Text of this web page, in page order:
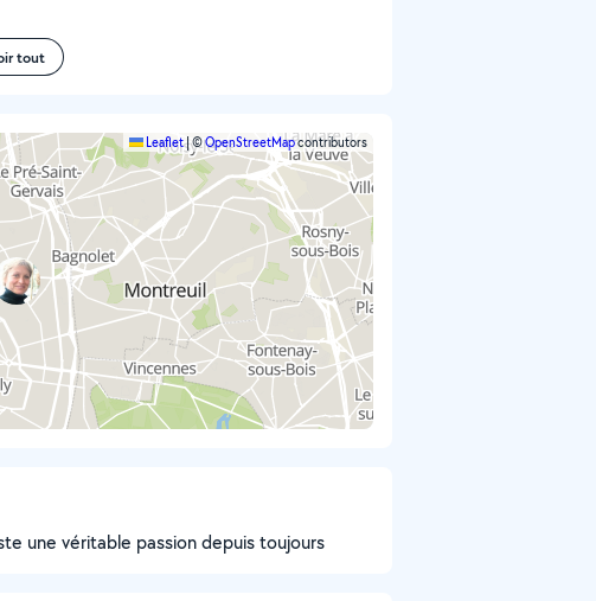
tout
Leaflet|©OpenStreetMapcontributors
une véritable passion depuis toujours